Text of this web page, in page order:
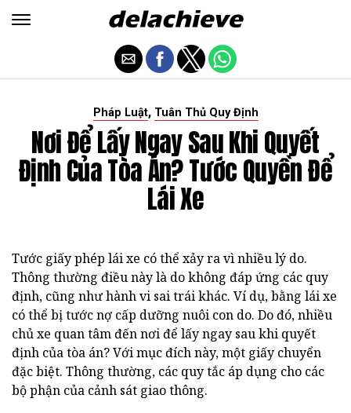
Pháp Luật, Tuân Thủ Quy Định
Nơi Để Lấy Ngay Sau Khi Quyết
Định Của Tòa Án? Tước Quyền Để
Lái Xe
Tước giấy phép lái xe có thể xảy ra vì nhiều lý do.
Thông thường điều này là do không đáp ứng các quy
định, cũng như hành vi sai trái khác. Ví dụ, bằng lái xe
có thể bị tước nợ cấp dưỡng nuôi con do. Do đó, nhiều
chủ xe quan tâm đến nơi để lấy ngay sau khi quyết
định của tòa án? Với mục đích này, một giấy chuyển
đặc biệt. Thông thường, các quy tắc áp dụng cho các
bộ phận của cảnh sát giao thông.